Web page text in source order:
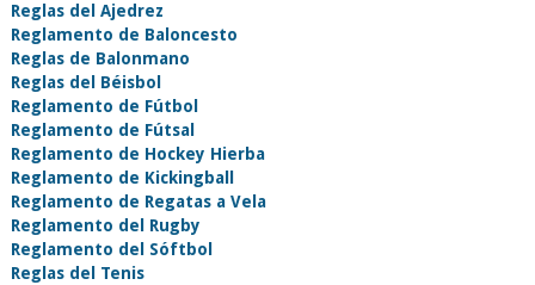
Reglas del Ajedrez
Reglamento de Baloncesto
Reglas de Balonmano
Reglas del Béisbol
Reglamento de Fútbol
Reglamento de Fútsal
Reglamento de Hockey Hierba
Reglamento de Kickingball
Reglamento de Regatas a Vela
Reglamento del Rugby
Reglamento del Sóftbol
Reglas del Tenis